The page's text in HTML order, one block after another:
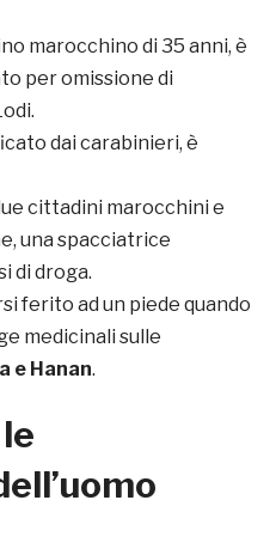
marocchino di 35 anni, è
per omissione di
dai carabinieri, è
cittadini marocchini e
una spacciatrice
di droga.
ferito ad un piede quando
medicinali sulle
e Hanan.